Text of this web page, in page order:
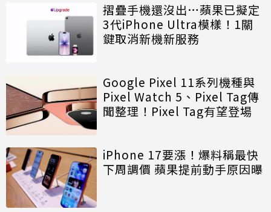
摺疊手機還沒出…蘋果已擬定
3代iPhone Ultra模樣！1關
鍵取消新機新服務
Google Pixel 11系列機種與
Pixel Watch 5、Pixel Tag傳
聞整理！Pixel Tag有望登場
iPhone 17要漲！爆料稱最快
下周調價 蘋果提前動手原因曝